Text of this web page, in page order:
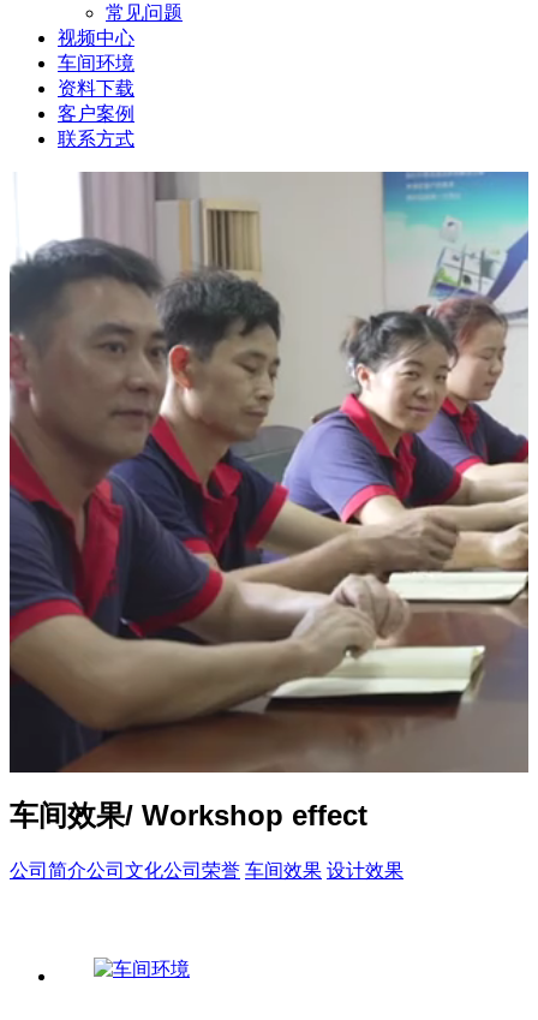
常见问题
视频中心
车间环境
资料下载
客户案例
联系方式
车间效果/ Workshop effect
公司简介公司文化公司荣誉 车间效果 设计效果